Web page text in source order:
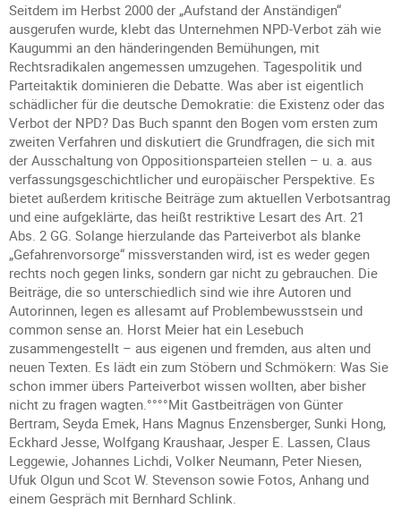
Seitdem im Herbst 2000 der „Aufstand der Anständigen“
ausgerufen wurde, klebt das Unternehmen NPD-Verbot zäh wie
Kaugummi an den händeringenden Bemühungen, mit
Rechtsradikalen angemessen umzugehen. Tagespolitik und
Parteitaktik dominieren die Debatte. Was aber ist eigentlich
schädlicher für die deutsche Demokratie: die Existenz oder das
Verbot der NPD? Das Buch spannt den Bogen vom ersten zum
zweiten Verfahren und diskutiert die Grundfragen, die sich mit
der Ausschaltung von Oppositionsparteien stellen – u. a. aus
verfassungsgeschichtlicher und europäischer Perspektive. Es
bietet außerdem kritische Beiträge zum aktuellen Verbotsantrag
und eine aufgeklärte, das heißt restriktive Lesart des Art. 21
Abs. 2 GG. Solange hierzulande das Parteiverbot als blanke
„Gefahrenvorsorge“ missverstanden wird, ist es weder gegen
rechts noch gegen links, sondern gar nicht zu gebrauchen. Die
Beiträge, die so unterschiedlich sind wie ihre Autoren und
Autorinnen, legen es allesamt auf Problembewusstsein und
common sense an. Horst Meier hat ein Lesebuch
zusammengestellt – aus eigenen und fremden, aus alten und
neuen Texten. Es lädt ein zum Stöbern und Schmökern: Was Sie
schon immer übers Parteiverbot wissen wollten, aber bisher
nicht zu fragen wagten.°°°°Mit Gastbeiträgen von Günter
Bertram, Seyda Emek, Hans Magnus Enzensberger, Sunki Hong,
Eckhard Jesse, Wolfgang Kraushaar, Jesper E. Lassen, Claus
Leggewie, Johannes Lichdi, Volker Neumann, Peter Niesen,
Ufuk Olgun und Scot W. Stevenson sowie Fotos, Anhang und
einem Gespräch mit Bernhard Schlink.